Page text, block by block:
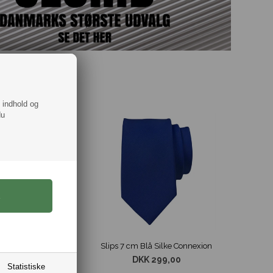
og
Statistiske
Slips 7 cm Blå Silke Connexion
DKK 299,00